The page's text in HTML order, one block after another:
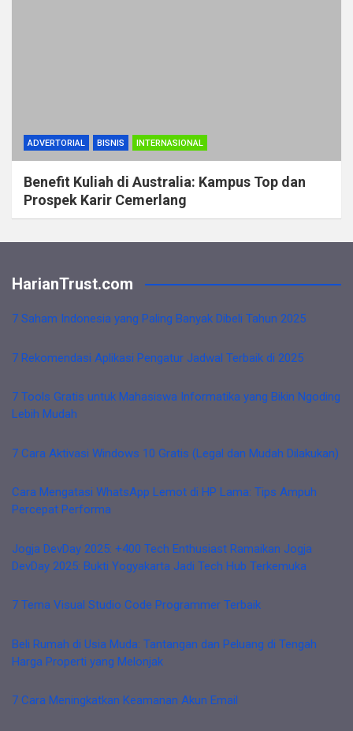
ADVERTORIAL BISNIS INTERNASIONAL
Benefit Kuliah di Australia: Kampus Top dan
Prospek Karir Cemerlang
HarianTrust.com
7 Saham Indonesia yang Paling Banyak Dibeli Tahun 2025
7 Rekomendasi Aplikasi Pengatur Jadwal Terbaik di 2025
7 Tools Gratis untuk Mahasiswa Informatika yang Bikin Ngoding
Lebih Mudah
7 Cara Aktivasi Windows 10 Gratis (Legal dan Mudah Dilakukan)
Cara Mengatasi WhatsApp Lemot di HP Lama: Tips Ampuh
Percepat Performa
Jogja DevDay 2025: +400 Tech Enthusiast Ramaikan Jogja
DevDay 2025: Bukti Yogyakarta Jadi Tech Hub Terkemuka
7 Tema Visual Studio Code Programmer Terbaik
Beli Rumah di Usia Muda: Tantangan dan Peluang di Tengah
Harga Properti yang Melonjak
7 Cara Meningkatkan Keamanan Akun Email